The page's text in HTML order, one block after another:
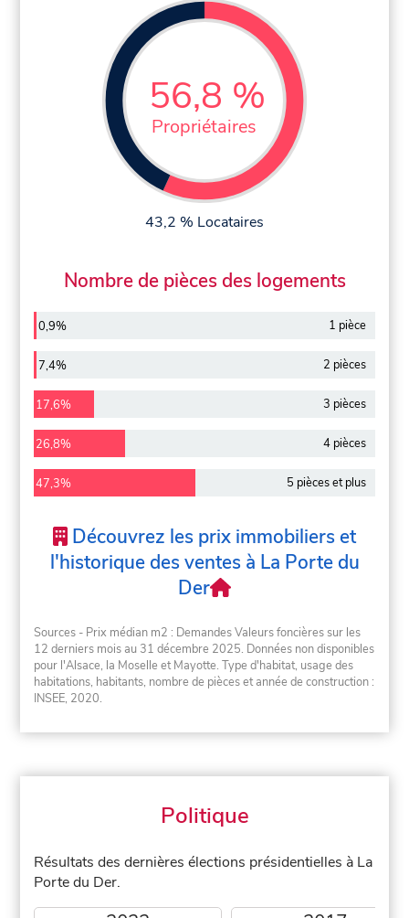
56,8 %
Propriétaires
43,2 % Locataires
Nombre de pièces des logements
0,9% 1 pièce
7,4% 2 pièces
17,6% 3 pièces
26,8% 4 pièces
47,3% 5 pièces et plus
Découvrez les prix immobiliers et
l'historique des ventes à La Porte du
Der
Sources - Prix médian m2 : Demandes Valeurs foncières sur les
12 derniers mois au 31 décembre 2025. Données non disponibles
pour l'Alsace, la Moselle et Mayotte. Type d'habitat, usage des
habitations, habitants, nombre de pièces et année de construction :
INSEE, 2020.
Politique
Résultats des dernières élections présidentielles à La
Porte du Der.